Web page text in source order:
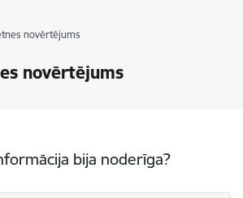
novērtējums
novērtējums
bija noderīga?